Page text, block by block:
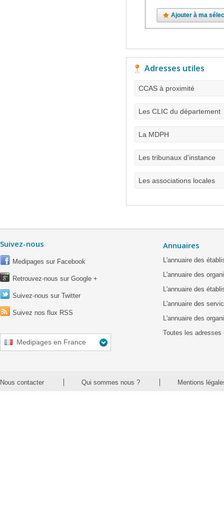
Ajouter à ma
Adresses utiles
CCAS à proximité
Les CLIC du département
La MDPH
Les tribunaux d'instance
Les associations locales
Suivez-nous
Medipages sur Facebook
Retrouvez-nous sur Google +
Suivez-nous sur Twitter
Suivez nos flux RSS
Medipages en France
Annuaires
L'annuaire des
L'annuaire des
L'annuaire des
L'annuaire des
L'annuaire des
Toutes les adresses
Nous contacter Qui sommes nous ? Mentions